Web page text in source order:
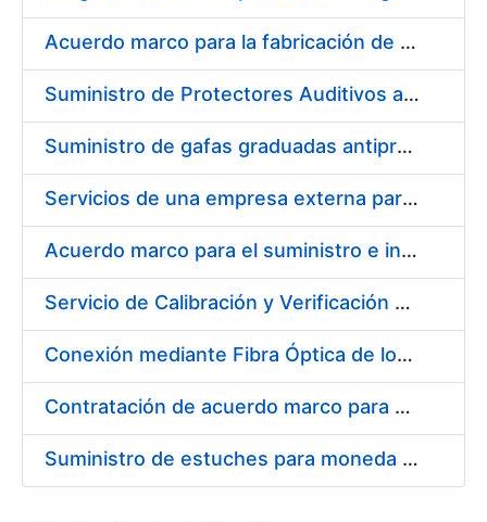
Show/Hide
Acuerdo marco para la fabricación de piezas
Suministro de Protectores Auditivos a medida para las personas trabajadoras de los Centros de Trabajo de Madrid y Burgos
Suministro de gafas graduadas antiproyecciones para los trabajadores de la FNMT-RCM en los centros de trabajo de Madrid y Burgos
Servicios de una empresa externa para el asesoramiento y resolución de los recursos de alzada que se presentan relacionados con procesos de selección para la FNMT-RCM
Acuerdo marco para el suministro e instalación de persianas, estores y otros complementos
Servicio de Calibración y Verificación Externa de los Equipos de Medición del Servicio de Prevención de la FNMT-RCM
Conexión mediante Fibra Óptica de los Centros de Proceso de Datos (CPDs) de las sedes de la FNMT-RCM de Burgos y Madrid
Contratación de acuerdo marco para el Suministro de Material de Electricidad para la Fábrica Nacional de Moneda y Timbre-Real Casa de la Moneda en su centro de trabajo de Burgos
Suministro de estuches para moneda de 30 €